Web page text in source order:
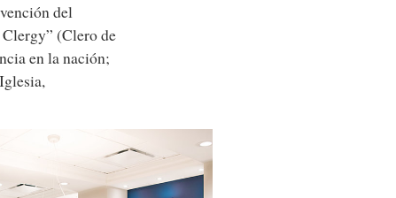
del
(Clero de
en la nación;